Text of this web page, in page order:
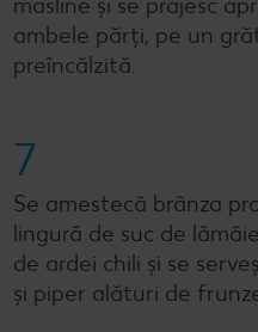
ambele părți, pe un
preîncălzită.
7
Se amestecă brânza
lingură de suc de
de ardei chili și se
și piper alături de